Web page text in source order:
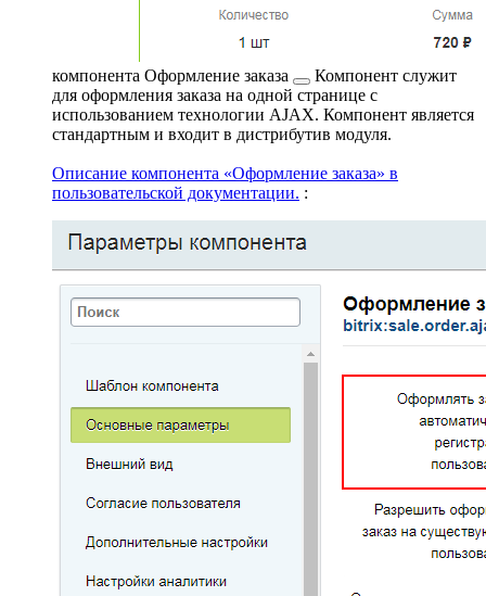
компонента Оформление заказа
Компонент служит
для оформления заказа на одной странице с
использованием технологии AJAX. Компонент является
стандартным и входит в дистрибутив модуля.
Описание компонента «Оформление заказа» в
пользовательской документации. :